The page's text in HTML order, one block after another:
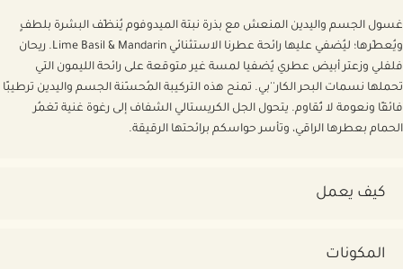
غسول الجسم واليدين المنعش مع بذرة نبتة الميدوفوم يُنظّف البشرة بلطفٍ
ويُعطّرها؛ ليُضفي عليها رائحة عطرنا الاستثنائي Lime Basil & Mandarin. ريحان
فلفلي وزعتر أبيض عطري يُضفيا لمسة غير متوقعة على رائحة الليمون التي
تحملها نسمات البحر الكار''بي. تمنح هذه التركيبة المُحسّنة الجسم واليدين ترطيبًا
فائقًا ونعومة لا تُقاوم. يتحول الجل الكريستالي الشفاف إلى رغوة غنية تَغمُر
الحمام بعطرها الراقي، وتأسر حواسكم برائحتها الرقيقة.
كيف يعمل
المكونات